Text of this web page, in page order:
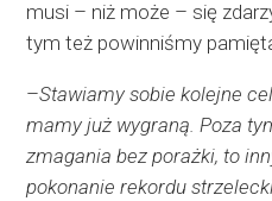
musi – niż może – się
tym też powinniśmy
–Stawiamy sobie kolejne
mamy już wygraną. Poza
zmagania bez porażki, to
pokonanie rekordu